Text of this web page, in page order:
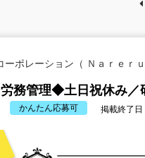
ーポレーション（ Ｎａｒｅｒ
務管理◆土日祝休み
かんたん応募可 掲載終了